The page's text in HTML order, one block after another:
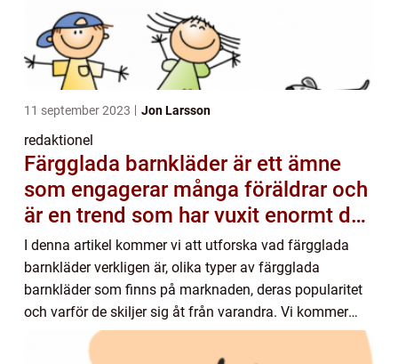
11 september 2023 Jon Larsson
redaktionel
Färgglada barnkläder är ett ämne
som engagerar många föräldrar och
är en trend som har vuxit enormt de
senaste åren
I denna artikel kommer vi att utforska vad färgglada
barnkläder verkligen är, olika typer av färgglada
barnkläder som finns på marknaden, deras popularitet
och varför de skiljer sig åt från varandra. Vi kommer
också att undersöka det historiska persp...